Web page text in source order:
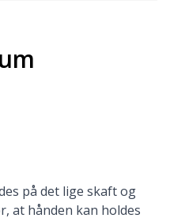
på det lige skaft og
at hånden kan holdes